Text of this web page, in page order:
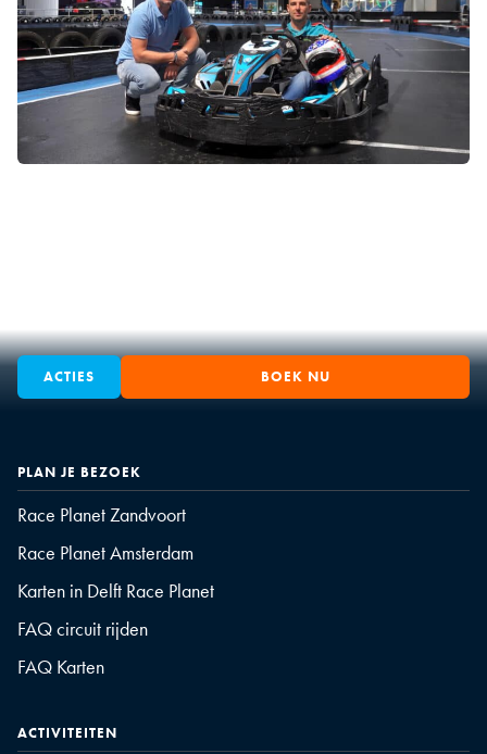
ACTIES BOEK NU
PLAN JE BEZOEK
Race Planet Zandvoort
Race Planet Amsterdam
Karten in Delft Race Planet
FAQ circuit rijden
FAQ Karten
ACTIVITEITEN